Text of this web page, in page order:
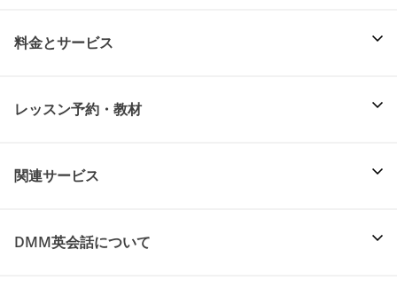
料金とサービス
レッスン予約・教材
関連サービス
DMM英会話について